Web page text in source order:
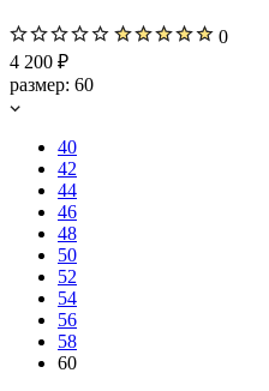
0
4 200 ₽
размер: 60
40
42
44
46
48
50
52
54
56
58
60